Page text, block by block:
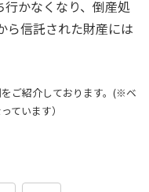
かなくなり、倒産処
ら信託された財産には
ご紹介しております。(※ベ
ています）